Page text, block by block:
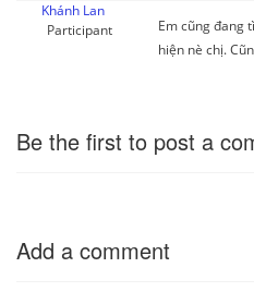
Khánh Lan
Participant
Em cũng đang
hiện nè chị.
Be the first to post a
Add a comment